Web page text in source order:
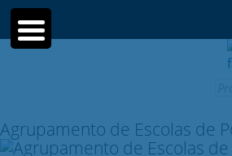
Agrupamento de Escolas de